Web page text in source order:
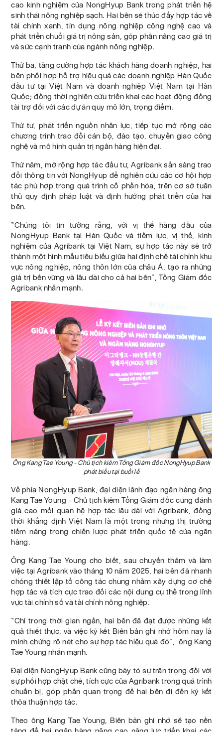
cao kinh nghiệm của NongHyup Bank trong phát triển hệ
sinh thái nông nghiệp sạch. Hai bên sẽ thúc đẩy hợp tác về
tài chính xanh, tín dụng nông nghiệp công nghệ cao và
phát triển chuỗi giá trị nông sản, góp phần nâng cao giá trị
và sức cạnh tranh của ngành nông nghiệp.
Thứ ba, tăng cường hợp tác khách hàng doanh nghiệp, hai
bên phối hợp hỗ trợ hiệu quả các doanh nghiệp Hàn Quốc
đầu tư tại Việt Nam và doanh nghiệp Việt Nam tại Hàn
Quốc; đồng thời nghiên cứu triển khai các hoạt động đồng
tài trợ đối với các dự án quy mô lớn, trọng điểm.
Thứ tư, phát triển nguồn nhân lực, tiếp tục mở rộng các
chương trình trao đổi cán bộ, đào tạo, chuyển giao công
nghệ và mô hình quản trị ngân hàng hiện đại.
Thứ năm, mở rộng hợp tác đầu tư, Agribank sẵn sàng trao
đổi thông tin với NongHyup để nghiên cứu các cơ hội hợp
tác phù hợp trong quá trình cổ phần hóa, trên cơ sở tuân
thủ quy định pháp luật và định hướng phát triển của hai
bên.
“Chúng tôi tin tưởng rằng, với vị thế hàng đầu của
NongHyup Bank tại Hàn Quốc và tiềm lực, vị thế, kinh
nghiệm của Agribank tại Việt Nam, sự hợp tác này sẽ trở
thành một hình mẫu tiêu biểu giữa hai định chế tài chính khu
vực nông nghiệp, nông thôn lớn của châu Á, tạo ra những
giá trị bền vững và lâu dài cho cả hai bên”, Tổng Giám đốc
Agribank nhấn mạnh.
Ông Kang Tae Young - Chủ tịch kiêm Tổng Giám đốc NongHyup Bank
phát biểu tại buổi lễ
Về phía NongHyup Bank, đại diện lãnh đạo ngân hàng ông
Kang Tae Young - Chủ tịch kiêm Tổng Giám đốc cũng đánh
giá cao mối quan hệ hợp tác lâu dài với Agribank, đồng
thời khẳng định Việt Nam là một trong những thị trường
tiềm năng trong chiến lược phát triển quốc tế của ngân
hàng.
Ông Kang Tae Young cho biết, sau chuyến thăm và làm
việc tại Agribank vào tháng 10 năm 2025, hai bên đã nhanh
chóng thiết lập tổ công tác chung nhằm xây dựng cơ chế
hợp tác và tích cực trao đổi các nội dung cụ thể trong lĩnh
vực tài chính số và tài chính nông nghiệp.
“Chỉ trong thời gian ngắn, hai bên đã đạt được những kết
quả thiết thực, và việc ký kết Biên bản ghi nhớ hôm nay là
minh chứng rõ nét cho sự hợp tác hiệu quả đó”, ông Kang
Tae Young nhấn mạnh.
Đại diện NongHyup Bank cũng bày tỏ sự trân trọng đối với
sự phối hợp chặt chẽ, tích cực của Agribank trong quá trình
chuẩn bị, góp phần quan trọng để hai bên đi đến ký kết
thỏa thuận hợp tác.
Theo ông Kang Tae Young, Biên bản ghi nhớ sẽ tạo nền